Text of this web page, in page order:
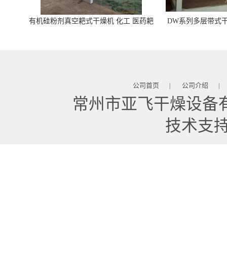
有机硅粉剂真空耙式干燥机 化工 医药耙
DW系列多层带式
公司首页 公司介绍
常州市亚飞干燥设备
技术支